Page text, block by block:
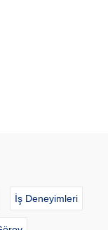
İş Deneyimleri